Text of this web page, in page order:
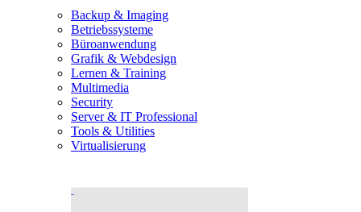
Backup & Imaging
Betriebssysteme
Büroanwendung
Grafik & Webdesign
Lernen & Training
Multimedia
Security
Server & IT Professional
Tools & Utilities
Virtualisierung